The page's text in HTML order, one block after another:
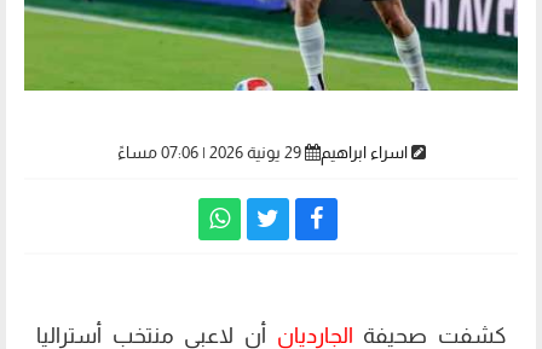
اسراء ابراهيم 29 يونية 2026 | 07:06 مساءً
كشفت صحيفة الجارديان أن لاعبي منتخب أستراليا